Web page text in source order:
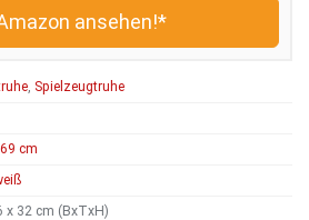
ansehen!*
, Spielzeugtruhe
cm
x 32 cm (BxTxH)